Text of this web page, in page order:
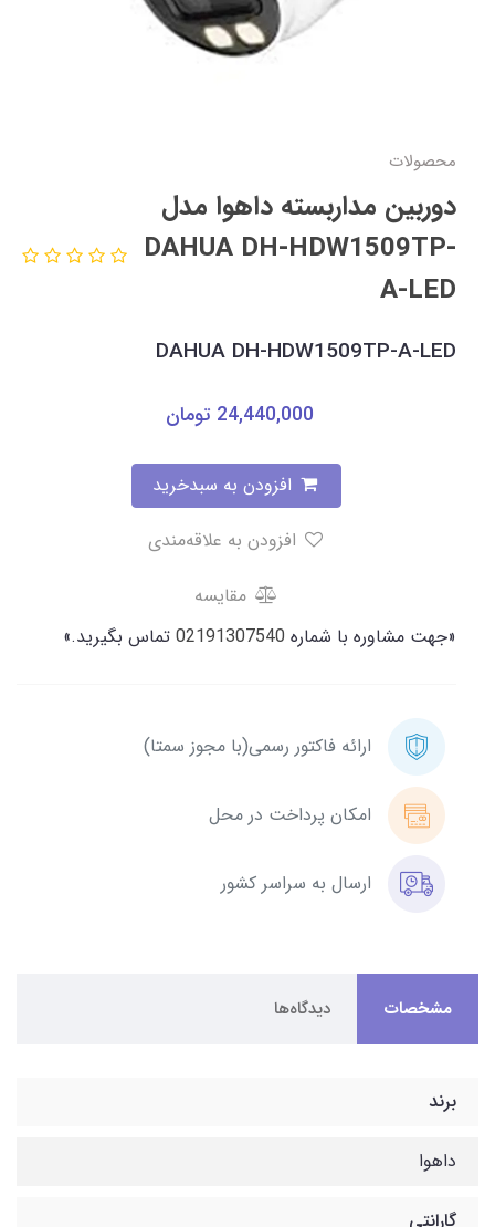
محصولات
دوربین مداربسته داهوا مدل
DAHUA DH-HDW1509TP-
A-LED
DAHUA DH-HDW1509TP-A-LED
24,440,000 تومان
مقایسه
«جهت مشاوره با شماره 02191307540 تماس بگیرید.»
ارائه فاکتور رسمی(با مجوز سمتا)
امکان پرداخت در محل
ارسال به سراسر کشور
مشخصات دیدگاه‌ها
برند
داهوا
گارانتی